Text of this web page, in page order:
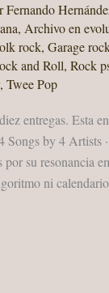
Fernando
, Archivo en
rock, Garage
and Roll, Rock
, Twee Pop
entregas. Esta
Songs by 4 Artists
su resonancia
ni